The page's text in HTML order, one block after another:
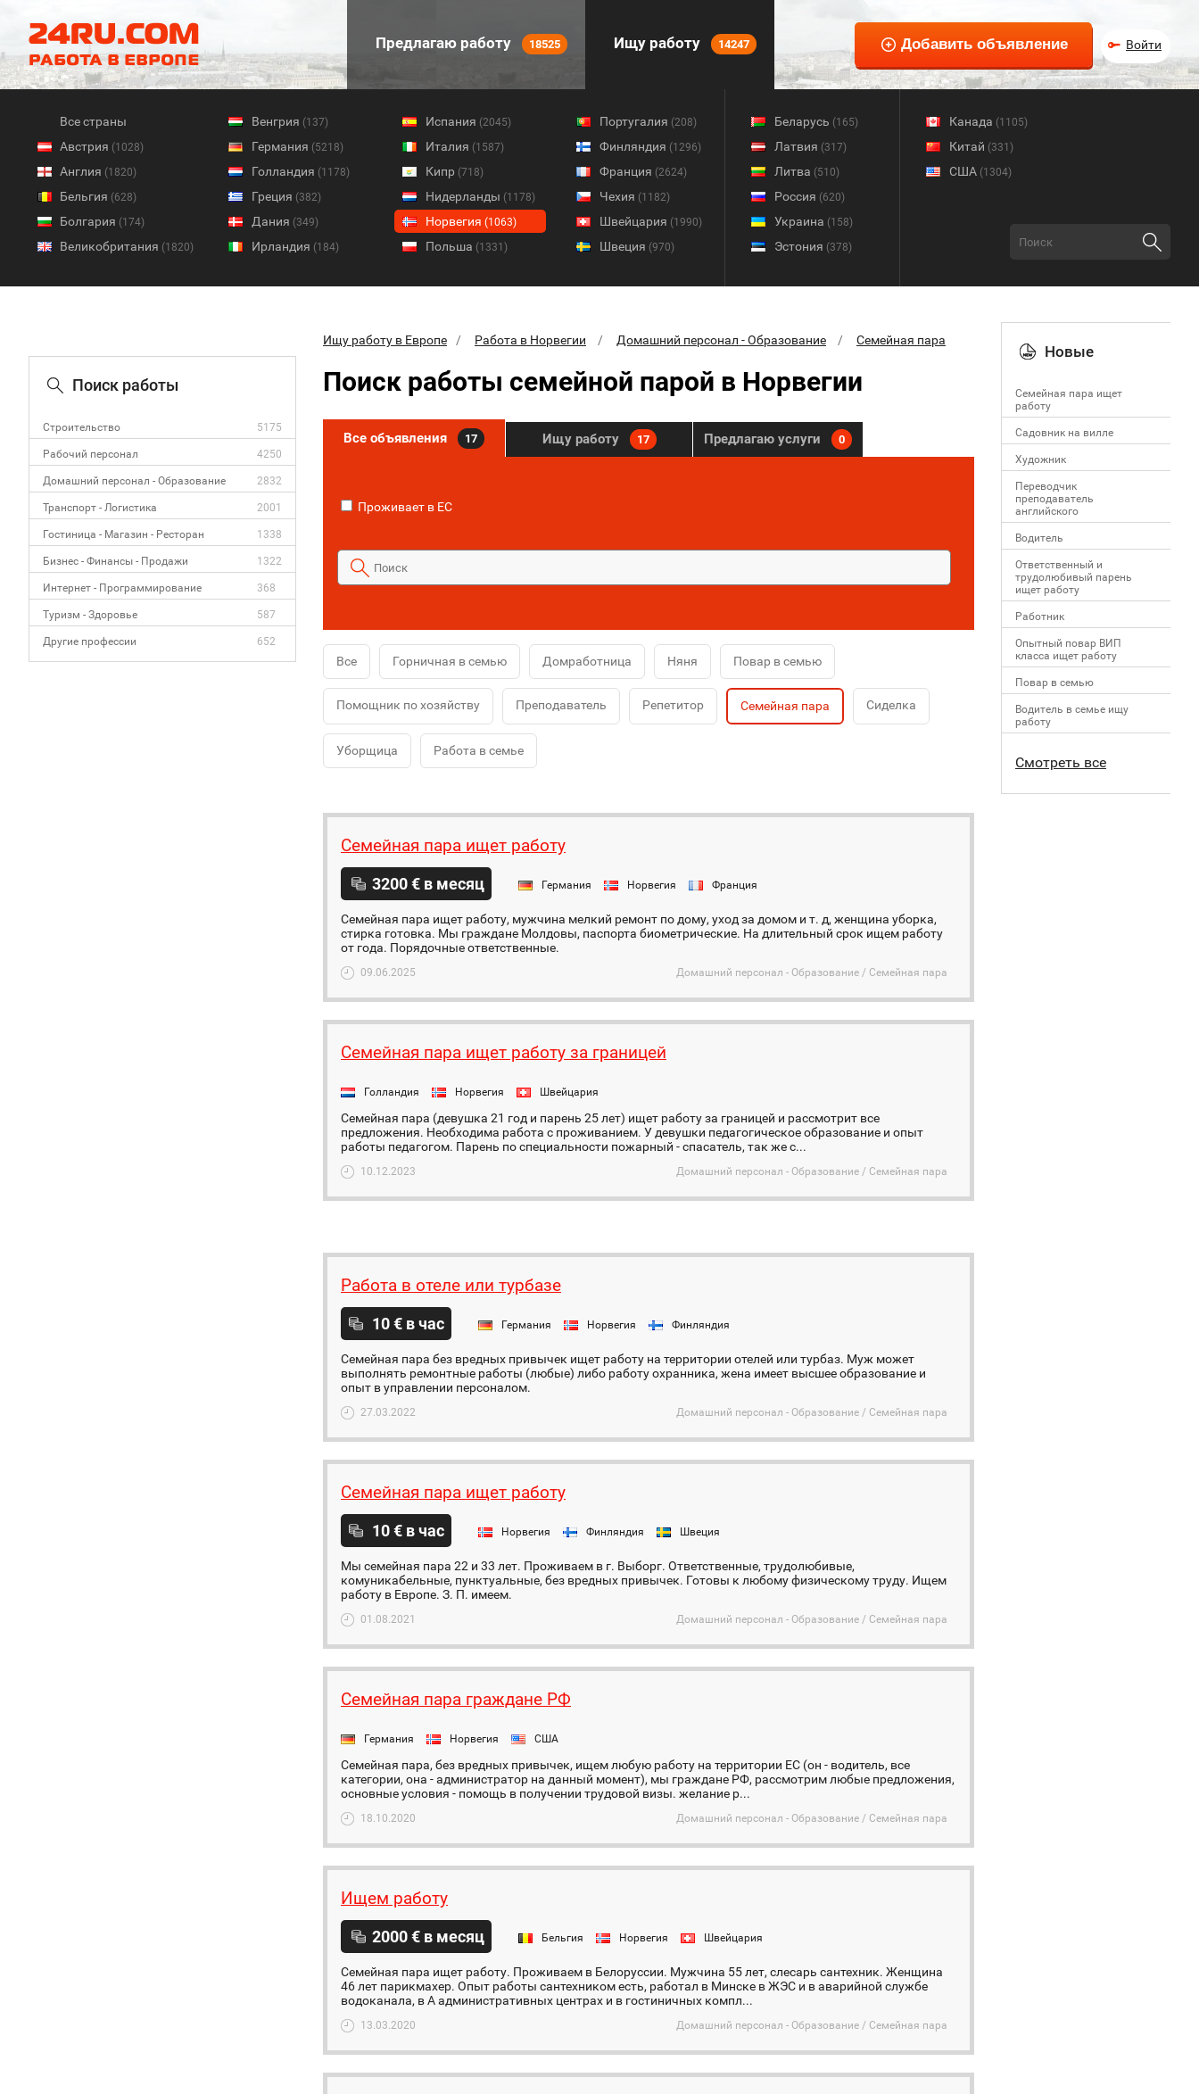
Предлагаю работу 18525 Ищу работу 14247 Войти
Все страны
Австрия (1028)
Англия (1820)
Бельгия (628)
Болгария (174)
Великобритания (1820)
Венгрия (137)
Германия (5218)
Голландия (1178)
Греция (382)
Дания (349)
Ирландия (184)
Испания (2045)
Италия (1587)
Кипр (718)
Нидерланды (1178)
Норвегия (1063)
Польша (1331)
Португалия (208)
Финляндия (1296)
Франция (2624)
Чехия (1182)
Швейцария (1990)
Швеция (970)
Беларусь (165)
Латвия (317)
Литва (510)
Россия (620)
Украина (158)
Эстония (378)
Канада (1105)
Китай (331)
США (1304)
Поиск работы
Строительство 5175
Рабочий персонал 4250
Домашний персонал - Образование 2832
Транспорт - Логистика 2001
Гостиница - Магазин - Ресторан 1338
Бизнес - Финансы - Продажи 1322
Интернет - Программирование 368
Туризм - Здоровье 587
Другие профессии 652
Ищу работу в Европе Работа в Норвегии Домашний персонал - Образование Семейная пара
Поиск работы семейной парой в Норвегии
Все объявления 17 Ищу работу 17 Предлагаю услуги 0
Проживает в ЕС
Все Горничная в семью Домработница Няня Повар в семью
Помощник по хозяйству Преподаватель Репетитор Семейная пара Сиделка
Уборщица Работа в семье
Семейная пара ищет работу
3200 € в месяц Германия Норвегия Франция
Семейная пара ищет работу, мужчина мелкий ремонт по дому, уход за домом и т. д, женщина уборка,
стирка готовка. Мы граждане Молдовы, паспорта биометрические. На длительный срок ищем работу
от года. Порядочные ответственные.
09.06.2025 Домашний персонал - Образование / Семейная пара
Семейная пара ищет работу за границей
Голландия Норвегия Швейцария
Семейная пара (девушка 21 год и парень 25 лет) ищет работу за границей и рассмотрит все
предложения. Необходима работа с проживанием. У девушки педагогическое образование и опыт
работы педагогом. Парень по специальности пожарный - спасатель, так же с...
10.12.2023 Домашний персонал - Образование / Семейная пара
Работа в отеле или турбазе
10 € в час Германия Норвегия Финляндия
Семейная пара без вредных привычек ищет работу на территории отелей или турбаз. Муж может
выполнять ремонтные работы (любые) либо работу охранника, жена имеет высшее образование и
опыт в управлении персоналом.
27.03.2022 Домашний персонал - Образование / Семейная пара
Семейная пара ищет работу
10 € в час Норвегия Финляндия Швеция
Мы семейная пара 22 и 33 лет. Проживаем в г. Выборг. Ответственные, трудолюбивые,
комуникабельные, пунктуальные, без вредных привычек. Готовы к любому физическому труду. Ищем
работу в Европе. З. П. имеем.
01.08.2021 Домашний персонал - Образование / Семейная пара
Семейная пара граждане РФ
Германия Норвегия США
Семейная пара, без вредных привычек, ищем любую работу на территории ЕС (он - водитель, все
категории, она - администратор на данный момент), мы граждане РФ, рассмотрим любые предложения,
основные условия - помощь в получении трудовой визы. желание р...
18.10.2020 Домашний персонал - Образование / Семейная пара
Ищем работу
2000 € в месяц Бельгия Норвегия Швейцария
Семейная пара ищет работу. Проживаем в Белоруссии. Мужчина 55 лет, слесарь сантехник. Женщина
46 лет парикмахер. Опыт работы сантехником есть, работал в Минске в ЖЭС и в аварийной службе
водоканала, в А административных центрах и в гостиничных компл...
13.03.2020 Домашний персонал - Образование / Семейная пара
Новые
Семейная пара ищет
работу
Садовник на вилле
Художник
Переводчик
преподаватель
английского
Водитель
Ответственный и
трудолюбивый парень
ищет работу
Работник
Опытный повар ВИП
класса ищет работу
Повар в семью
Водитель в семье ищу
работу
Смотреть все